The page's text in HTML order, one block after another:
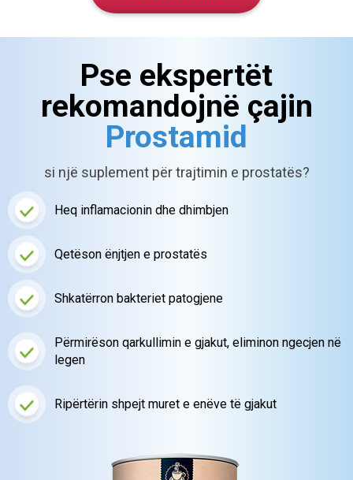
Pse ekspertët
rekomandojnë çajin
Prostamid
si një suplement për trajtimin e prostatës?
Heq inflamacionin dhe dhimbjen
Qetëson ënjtjen e prostatës
Shkatërron bakteriet patogjene
Përmirëson qarkullimin e gjakut, eliminon ngecjen në
legen
Ripërtërin shpejt muret e enëve të gjakut